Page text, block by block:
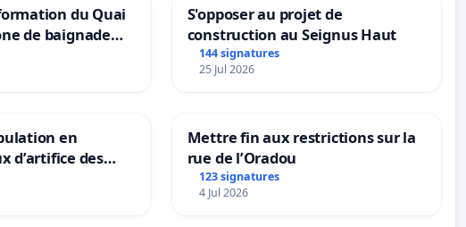
du Quai
de baignade
S'opposer au projet de
construction au Seignus Haut
144 signatures
25 Jul 2026
en
d’artifice des
Mettre fin aux restrictions sur la
rue de l’Oradou
123 signatures
4 Jul 2026